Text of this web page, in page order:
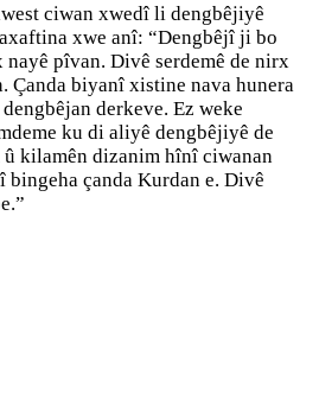
ciwan xwedî li dengbêjiyê
xwe anî: “Dengbêjî ji bo
pîvan. Divê serdemê de nirx
Çanda biyanî xistine nava hunera
derkeve. Ez weke
ku di aliyê dengbêjiyê de
kilamên dizanim hînî ciwanan
çanda Kurdan e. Divê